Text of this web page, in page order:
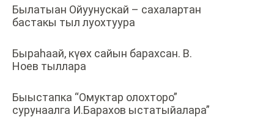
Былатыан Ойуунускай – сахалартан
бастакы тыл луохтуура
Быраһаай, күѳх сайын барахсан. В.
Ноев тыллара
Быыстапка “Омуктар олохторо”
сурунаалга И.Барахов ыстатыйалара”